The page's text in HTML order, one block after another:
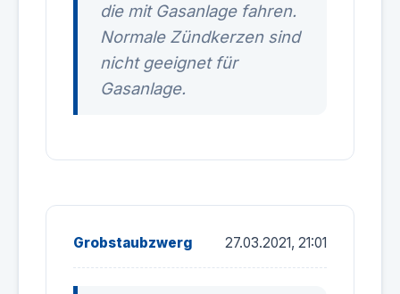
die mit Gasanlage fahren.
Normale Zündkerzen sind
nicht geeignet für
Gasanlage.
Grobstaubzwerg 27.03.2021, 21:01